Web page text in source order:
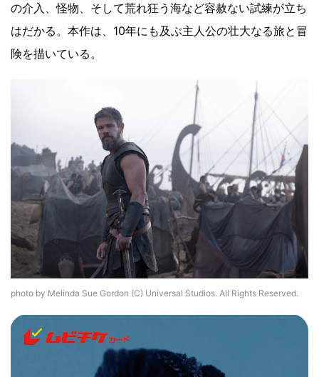
の介入、怪物、そして荒れ狂う海など容赦ない試練が立ち
はだかる。本作は、10年にも及ぶ主人公の壮大なる旅と冒
険を描いている。
photo by Melinda Sue Gordon (C) Universal Studios. All Rights Reserved.